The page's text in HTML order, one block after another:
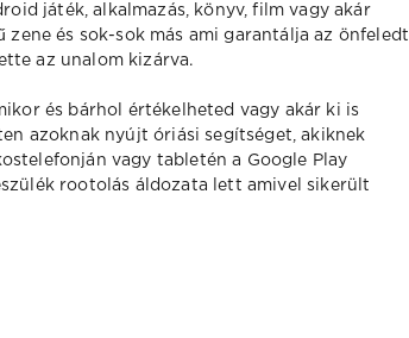
játék, alkalmazás, könyv, film vagy akár
zene és sok-sok más ami garantálja az önfeledt
az unalom kizárva.
és bárhol értékelheted vagy akár ki is
azoknak nyújt óriási segítséget, akiknek
vagy tabletén a Google Play
rootolás áldozata lett amivel sikerült